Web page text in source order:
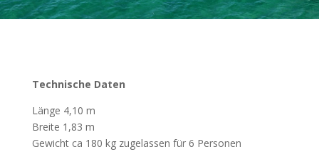
Technische Daten
Länge 4,10 m
Breite 1,83 m
Gewicht ca 180 kg zugelassen für 6 Personen